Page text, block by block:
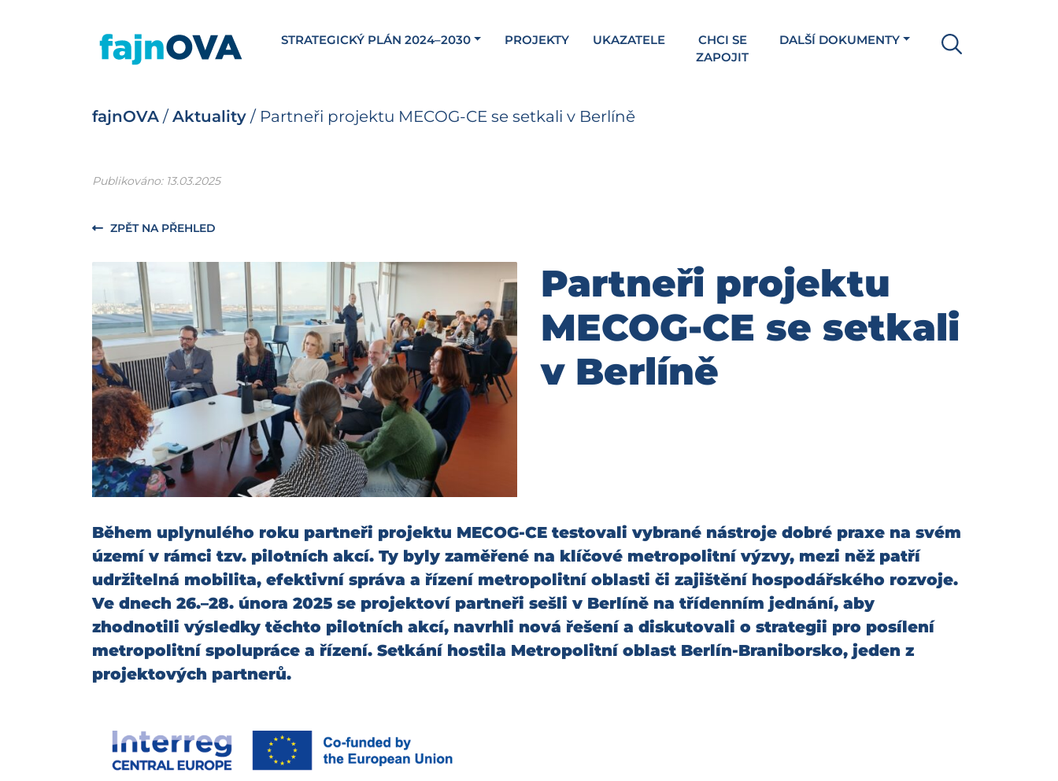
STRATEGICKÝ PLÁN 2024–2030 PROJEKTY UKAZATELE
CHCI SE
ZAPOJIT
DALŠÍ DOKUMENTY
fajnOVA / Aktuality / Partneři projektu MECOG-CE se setkali v Berlíně
Publikováno: 13.03.2025
ZPĚT NA PŘEHLED
Partneři projektu
MECOG-CE se setkali
v Berlíně
Během uplynulého roku partneři projektu MECOG-CE testovali vybrané nástroje dobré praxe na svém
území v rámci tzv. pilotních akcí. Ty byly zaměřené na klíčové metropolitní výzvy, mezi něž patří
udržitelná mobilita, efektivní správa a řízení metropolitní oblasti či zajištění hospodářského rozvoje.
Ve dnech 26.–28. února 2025 se projektoví partneři sešli v Berlíně na třídenním jednání, aby
zhodnotili výsledky těchto pilotních akcí, navrhli nová řešení a diskutovali o strategii pro posílení
metropolitní spolupráce a řízení. Setkání hostila Metropolitní oblast Berlín-Braniborsko, jeden z
projektových partnerů.